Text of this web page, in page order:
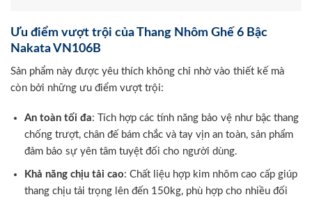
Ưu điểm vượt trội của Thang Nhôm Ghế 6 Bậc
Nakata VN106B
Sản phẩm này được yêu thích không chỉ nhờ vào thiết kế mà
còn bởi những ưu điểm vượt trội:
An toàn tối đa: Tích hợp các tính năng bảo vệ như bậc thang
chống trượt, chân đế bám chắc và tay vịn an toàn, sản phẩm
đảm bảo sự yên tâm tuyệt đối cho người dùng.
Khả năng chịu tải cao: Chất liệu hợp kim nhôm cao cấp giúp
thang chịu tải trọng lên đến 150kg, phù hợp cho nhiều đối